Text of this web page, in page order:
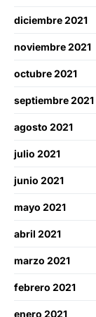
diciembre 2021
noviembre 2021
octubre 2021
septiembre 2021
agosto 2021
julio 2021
junio 2021
mayo 2021
abril 2021
marzo 2021
febrero 2021
enero 2021